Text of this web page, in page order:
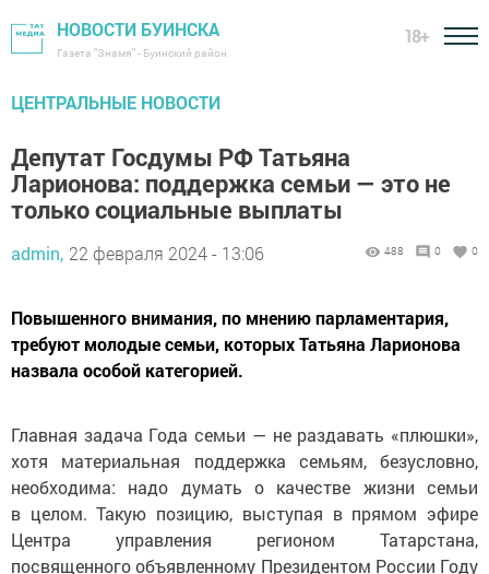
НОВОСТИ БУИНСКА
Газета "Знамя" - Буинский район
18+
ЦЕНТРАЛЬНЫЕ НОВОСТИ
Депутат Госдумы РФ Татьяна
Ларионова: поддержка семьи — это не
только социальные выплаты
admin, 22 февраля 2024 - 13:06 488 0 0
Повышенного внимания, по мнению парламентария,
требуют молодые семьи, которых Татьяна Ларионова
назвала особой категорией.
Главная задача Года семьи — не раздавать «плюшки»,
хотя материальная поддержка семьям, безусловно,
необходима: надо думать о качестве жизни семьи
в целом. Такую позицию, выступая в прямом эфире
Центра управления регионом Татарстана,
посвященного объявленному Президентом России Году